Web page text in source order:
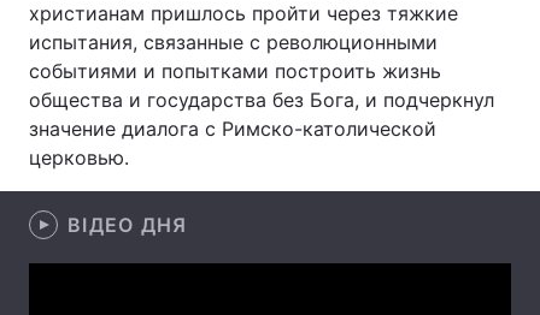
Екологія Регіони
Лонгріди
Відео з Youtube Статті
Інтерв'ю Думки
христианам пришлось пройти через тяжкие
испытания, связанные с революционными
событиями и попытками построить жизнь
общества и государства без Бога, и подчеркнул
значение диалога с Римско-католической
церковью.
ВІДЕО ДНЯ